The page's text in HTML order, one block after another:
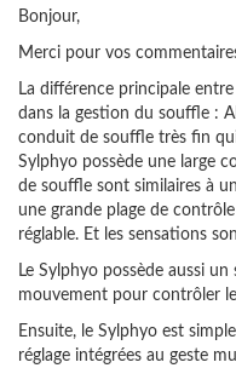
Bonjour,
Merci pour vos
La différence principale
dans la gestion du souffle :
conduit de souffle très fin
Sylphyo possède une large
de souffle sont similaires à
une grande plage de
réglable. Et les sensations
Le Sylphyo possède aussi
mouvement pour contrôler
Ensuite, le Sylphyo est
réglage intégrées au geste